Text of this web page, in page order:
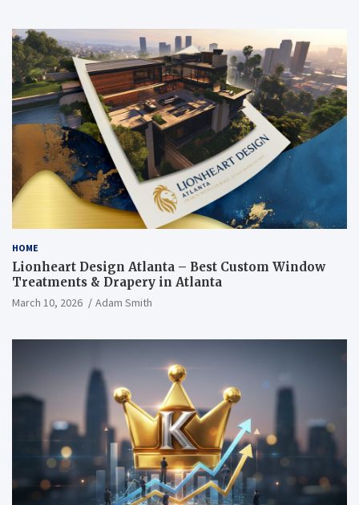
HOME
Lionheart Design Atlanta – Best Custom Window
Treatments & Drapery in Atlanta
March 10, 2026 Adam Smith